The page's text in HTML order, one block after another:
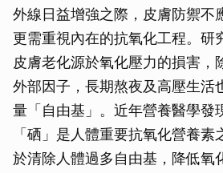
外線日益增強之際，皮膚防禦不
更需重視內在的抗氧化工程。研
皮膚老化源於氧化壓力的損害，
外部因子，長期熬夜及高壓生活
量「自由基」。近年營養醫學發
「硒」是人體重要抗氧化營養
於清除人體過多自由基，降低氧